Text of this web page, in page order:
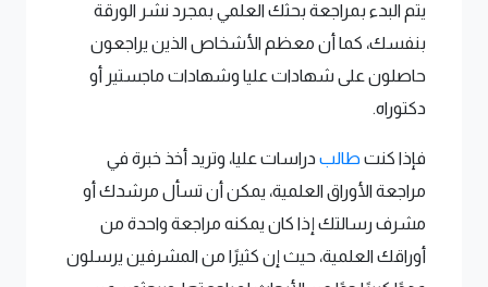
يتم البدء بمراجعة بحثك العلمي بمجرد نشر الورقة
بنفسك، كما أن معظم الأشخاص الذين يراجعون
حاصلون على شهادات عليا وشهادات ماجستير أو
دكتوراه.
فإذا كنت طالب دراسات عليا، وتريد أخذ خبرة في
مراجعة الأوراق العلمية، يمكن أن تسأل مرشدك أو
مشرف رسالتك إذا كان يمكنه مراجعة واحدة من
أوراقك العلمية، حيث إن كثيرًا من المشرفين يرسلون